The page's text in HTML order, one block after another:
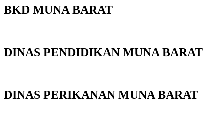
BKD MUNA BARAT
DINAS PENDIDIKAN MUNA BARAT
DINAS PERIKANAN MUNA BARAT